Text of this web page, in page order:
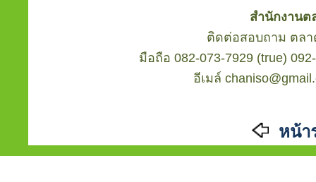
สำนักงาน
ติดต่อสอบถาม ตลา
มือถือ 082-073-7929 (true)
อีเมล์
หน้า